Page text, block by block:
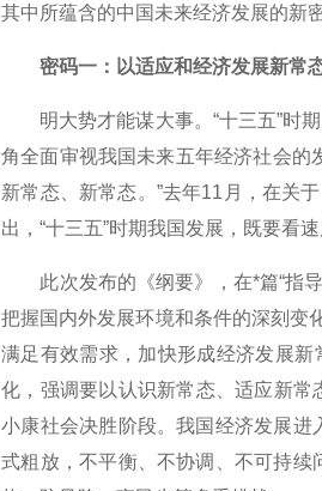
其中所蕴含的中国未来经济发展的新密
密码一：以适应和经济发展新常
明大势才能谋大事。“十三五”时期
角全面审视我国未来五年经济社会的
新常态、新常态。”去年11月，在关
出，“十三五”时期我国发展，既要看
此次发布的《纲要》，在*篇“指导
把握国内外发展环境和条件的深刻变
满足有效需求，加快形成经济发展
化，强调要以认识新常态、适应新常
小康社会决胜阶段。我国经济发展
式粗放，不平衡、不协调、不可持